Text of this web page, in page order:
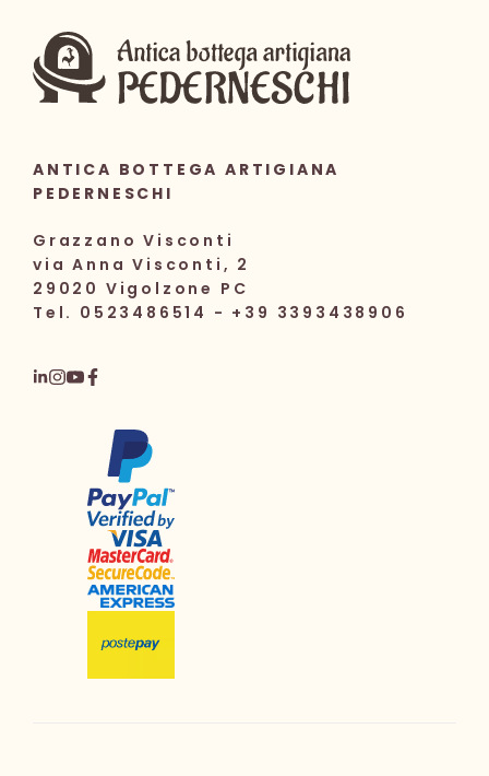
ANTICA BOTTEGA ARTIGIANA
PEDERNESCHI
Grazzano Visconti
via Anna Visconti, 2
29020 Vigolzone PC
Tel. 0523486514 - +39 3393438906